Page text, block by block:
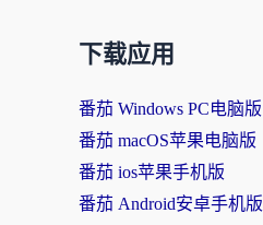
下载应用
番茄 Windows PC电脑版
番茄 macOS苹果电脑版
番茄 ios苹果手机版
番茄 Android安卓手机版